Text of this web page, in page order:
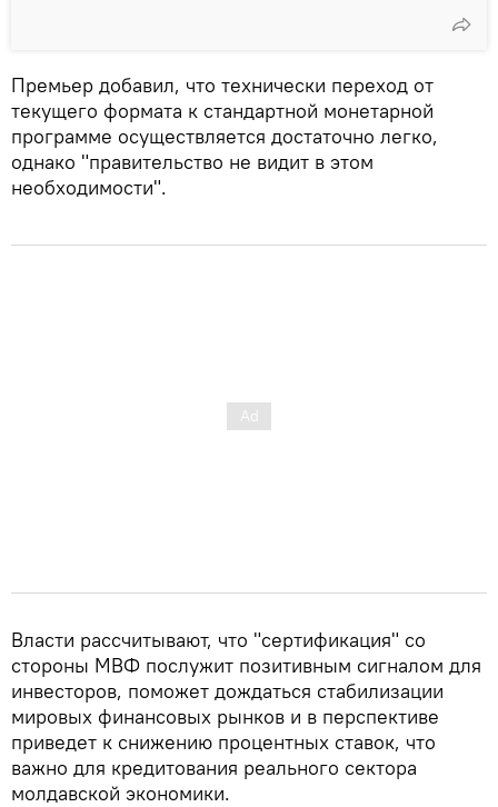
Премьер добавил, что технически переход от
текущего формата к стандартной монетарной
программе осуществляется достаточно легко,
однако "правительство не видит в этом
необходимости".
Власти рассчитывают, что "сертификация" со
стороны МВФ послужит позитивным сигналом для
инвесторов, поможет дождаться стабилизации
мировых финансовых рынков и в перспективе
приведет к снижению процентных ставок, что
важно для кредитования реального сектора
молдавской экономики.